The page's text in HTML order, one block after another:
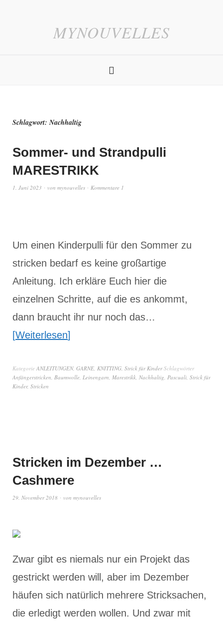
MYNOUVELLES
Schlagwort:Nachhaltig
Sommer- und Strandpulli
MARESTRIKK
1. Juni 2023 von mynouvelles Kommentare 1
Um einen Kinderpulli für den Sommer zu
stricken bedarf es keine großartige
Anleitung. Ich erkläre Euch hier die
einzelnen Schritte, auf die es ankommt,
dann braucht ihr nur noch das…
Weiterlesen
Kategorie ANLEITUNGEN, GARNE, KNITTING, Strick für Kinder Schlagwörter
Anfängerstricken, Baumwolle, Leinengarn, Marestrikk, Nachhaltig, Pascuali, Strick für
Kinder, Stricken
Stricken im Dezember …
Cashmere
29. November 2018 von mynouvelles
Zwar gibt es niemals nur ein Projekt das
gestrickt werden will, aber im Dezember
häufen sich natürlich mehrere Stricksachen,
die erledigt werden wollen. Und zwar mit